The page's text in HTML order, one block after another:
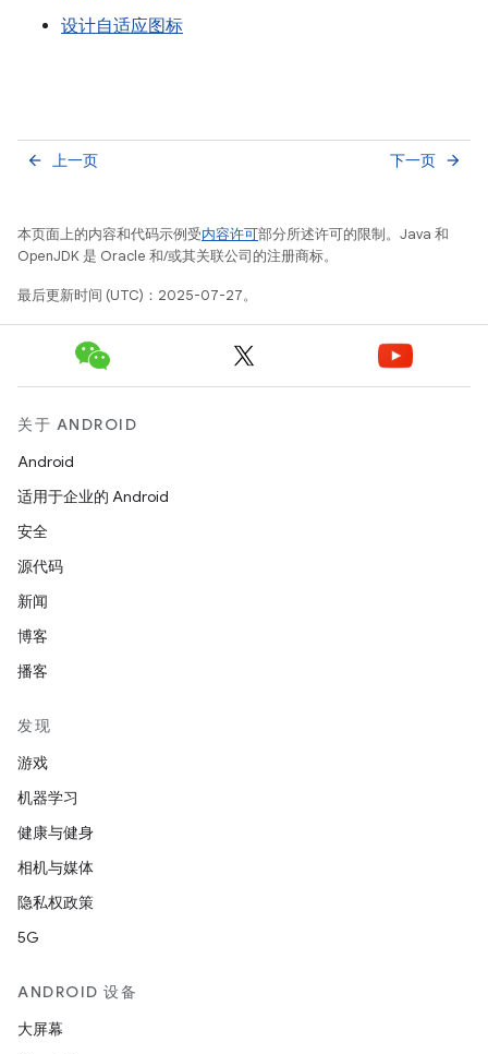
设计自适应图标
上一页
arrow_back 下一页 arrow_forward
本页面上的内容和代码示例受内容许可部分所述许可的限制。Java 和
OpenJDK 是 Oracle 和/或其关联公司的注册商标。
最后更新时间 (UTC)：2025-07-27。
关于 ANDROID
Android
适用于企业的 Android
安全
源代码
新闻
博客
播客
发现
游戏
机器学习
健康与健身
相机与媒体
隐私权政策
5G
ANDROID 设备
大屏幕